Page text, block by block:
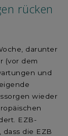
rücken
darunter
(vor dem
und
wieder
EZB-
dass die EZB